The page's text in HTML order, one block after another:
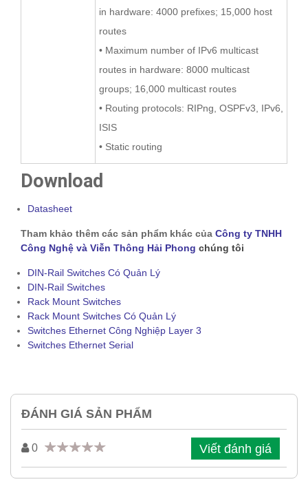
in hardware: 4000 prefixes; 15,000 host
routes
• Maximum number of IPv6 multicast
routes in hardware: 8000 multicast
groups; 16,000 multicast routes
• Routing protocols: RIPng, OSPFv3, IPv6,
ISIS
• Static routing
Download
Datasheet
Tham khảo thêm các sản phẩm khác của Công ty TNHH
Công Nghệ và Viễn Thông Hải Phong chúng tôi
DIN-Rail Switches Có Quản Lý
DIN-Rail Switches
Rack Mount Switches
Rack Mount Switches Có Quản Lý
Switches Ethernet Công Nghiệp Layer 3
Switches Ethernet Serial
ĐÁNH GIÁ SẢN PHẨM
0 Viết đánh giá